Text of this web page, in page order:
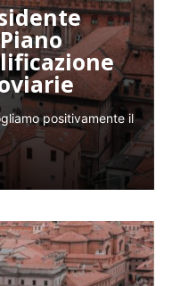
positivamente il